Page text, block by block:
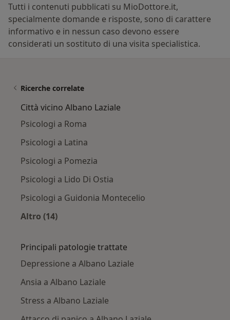
Tutti i contenuti pubblicati su MioDottore.it,
specialmente domande e risposte, sono di carattere
informativo e in nessun caso devono essere
considerati un sostituto di una visita specialistica.
Ricerche correlate
Città vicino Albano Laziale
Psicologi a Roma
Psicologi a Latina
Psicologi a Pomezia
Psicologi a Lido Di Ostia
Psicologi a Guidonia Montecelio
Altro (14)
Principali patologie trattate
Depressione a Albano Laziale
Ansia a Albano Laziale
Stress a Albano Laziale